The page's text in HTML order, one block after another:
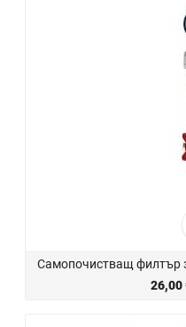
Самопочистващ филтър
26,00